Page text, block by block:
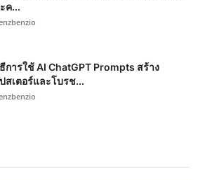
ค...
การใช้ AI ChatGPT Prompts สร้าง
สเตอร์และโบรช...